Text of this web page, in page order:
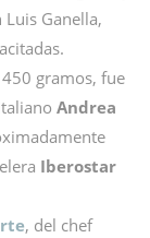
Ganella,
gramos, fue
Andrea
Iberostar
, del chef